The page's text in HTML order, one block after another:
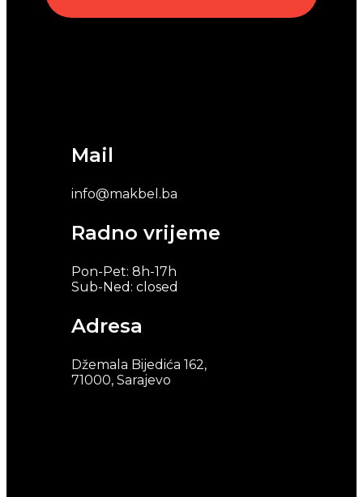
Mail
info@makbel.ba
Radno vrijeme
Pon-Pet: 8h-17h
Sub-Ned: closed
Adresa
Džemala Bijedića 162,
71000, Sarajevo